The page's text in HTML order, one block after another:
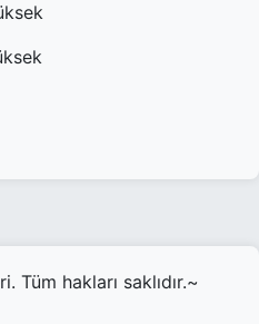
Tüm hakları saklıdır.~